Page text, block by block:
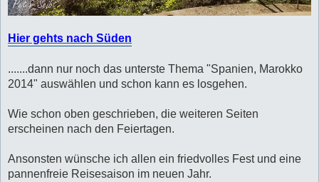
Hier gehts nach Süden
.......dann nur noch das unterste Thema "Spanien, Marokko
2014" auswählen und schon kann es losgehen.
Wie schon oben geschrieben, die weiteren Seiten
erscheinen nach den Feiertagen.
Ansonsten wünsche ich allen ein friedvolles Fest und eine
pannenfreie Reisesaison im neuen Jahr.